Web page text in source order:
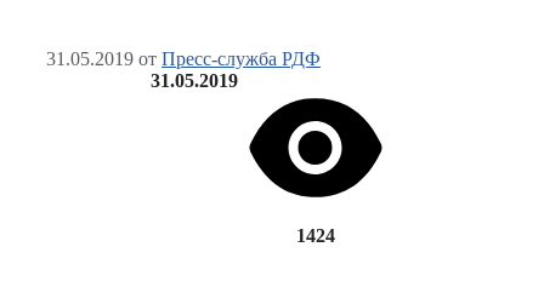
31.05.2019 от Пресс-служба РДФ
31.05.2019
1424